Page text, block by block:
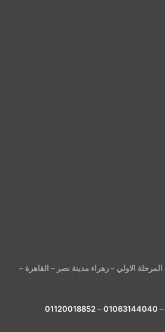
العنوان : رقم 1 عمارة رقم 86 المرحلة الاولي – زهراء مدينة نصر – القاهرة –
–
01063144040
–
01120018852